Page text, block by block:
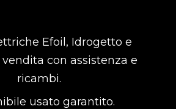
Efoil, Idrogetto e
vendita con assistenza e
ricambi.
usato garantito.